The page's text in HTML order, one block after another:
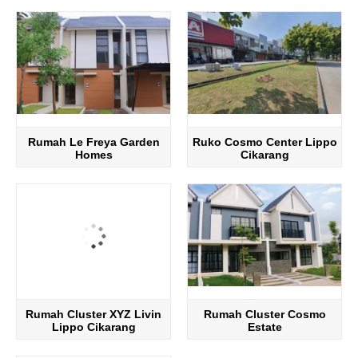
Rumah Le Freya Garden
Homes
Ruko Cosmo Center Lippo
Cikarang
Rumah Cluster XYZ Livin
Lippo Cikarang
Rumah Cluster Cosmo
Estate